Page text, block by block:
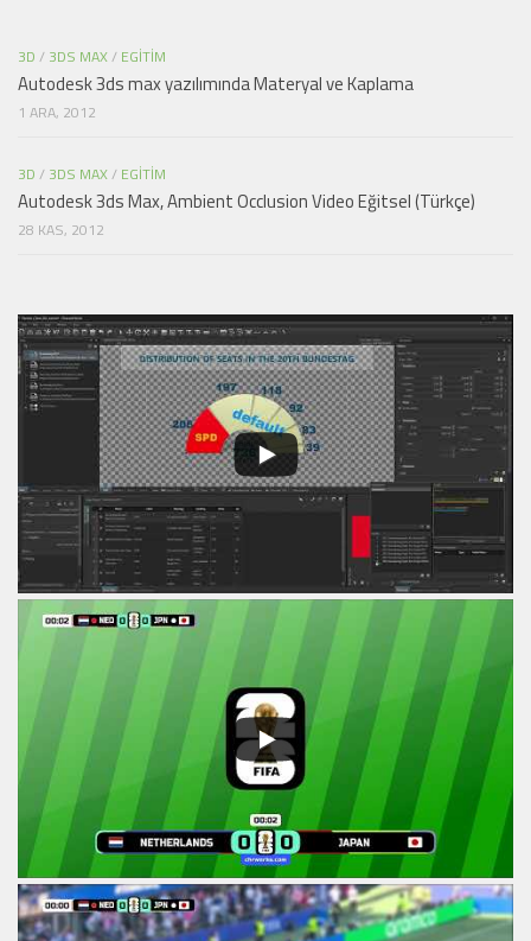
3D / 3DS MAX/ EGITIM
Autodesk 3ds max yazılımında Materyal ve Kaplama
1 ARA, 2012
3D / 3DS MAX/ EGITIM
Autodesk 3ds Max, Ambient Occlusion Video Eğitsel (Türkçe)
28 KAS, 2012